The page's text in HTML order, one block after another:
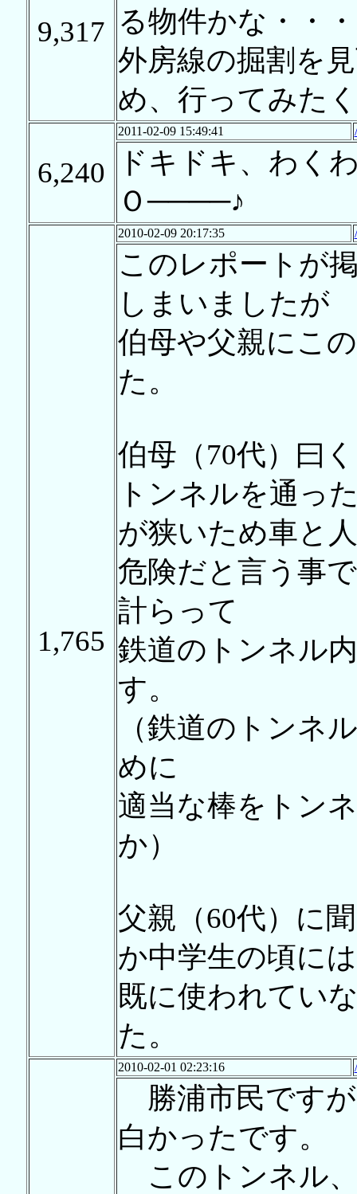
9,317 る物件かな・・・
外房線の掘割を
め、行ってみた
6,240
2011-02-09 15:49:41
ドキドキ、わく
Ｏ────♪
1,765
2010-02-09 20:17:35
このレポートが
しまいましたが
伯母や父親にこ
た。
伯母（70代）曰
トンネルを通っ
が狭いため車と
危険だと言う事
計らって
鉄道のトンネル
す。
（鉄道のトンネ
めに
適当な棒をトン
か）
父親（60代）に
か中学生の頃には
既に使われてい
た。
2010-02-01 02:23:16
勝浦市民です
白かったです。
このトンネル